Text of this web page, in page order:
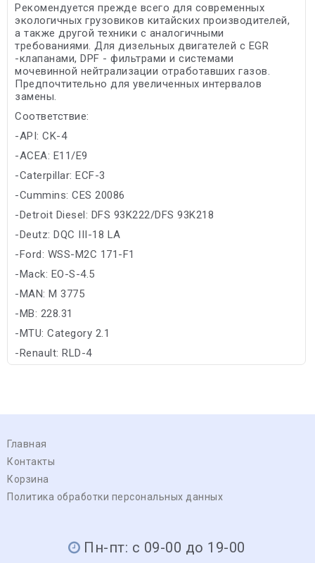
Рекомендуется прежде всего для современных
экологичных грузовиков китайских производителей,
а также другой техники с аналогичными
требованиями. Для дизельных двигателей с EGR
-клапанами, DPF - фильтрами и системами
мочевинной нейтрализации отработавших газов.
Предпочтительно для увеличенных интервалов
замены.
Соответствие:
-API: CK-4
-ACEA: E11/E9
-Caterpillar: ECF-3
-Cummins: CES 20086
-Detroit Diesel: DFS 93K222/DFS 93K218
-Deutz: DQC III-18 LA
-Ford: WSS-M2C 171-F1
-Mack: EO-S-4.5
-MAN: M 3775
-MB: 228.31
-MTU: Category 2.1
-Renault: RLD-4
Главная
Контакты
Корзина
Политика обработки персональных данных
Пн-пт: с 09-00 до 19-00